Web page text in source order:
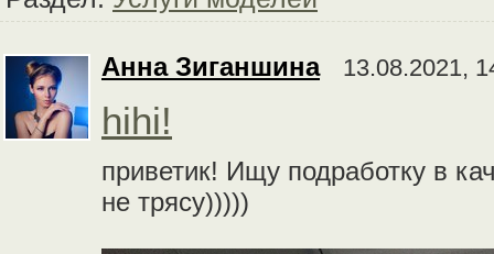
Анна Зиганшина 13.08.2021,
hihi!
приветик! Ищу подработку в
не трясу)))))